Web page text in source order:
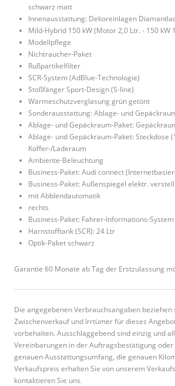
schwarz matt
Innenausstattung: Dekoreinlagen
Mild-Hybrid 150 kW (Motor 2,0 Ltr. - 150 kW
Modellpflege
Nichtraucher-Paket
Rußpartikelfilter
SCR-System (AdBlue-Technologie)
Stoßfänger Sport-Design (S-line)
Wärmeschutzverglasung grün getönt
Sonderausstattung: Ablage- und
Ablage- und Gepäckraum-Paket:
Ablage- und Gepäckraum-Paket: Steckdose
Koffer-/Laderaum
Ambiente-Beleuchtung
Business-Paket: Audi connect
Business-Paket: Außenspiegel elektr. verstell
mit Abblendautomatik
rechts
Business-Paket: Fahrer-Informations-
Harnstofftank (SCR): 24 Ltr
Optik-Paket schwarz
Garantie 60 Monate ab Tag der Erstzulassung
Die angegebenen Verbrauchsangaben beziehen
Zwischenverkauf und Irrtümer für dieses
vorbehalten. Ausschlaggebend sind einzig und
Vereinbarungen in der Auftragsbestätigung
genauen Ausstattungsumfang, die genauen
Verkaufspreis erhalten Sie von unserem
kontaktieren Sie uns.